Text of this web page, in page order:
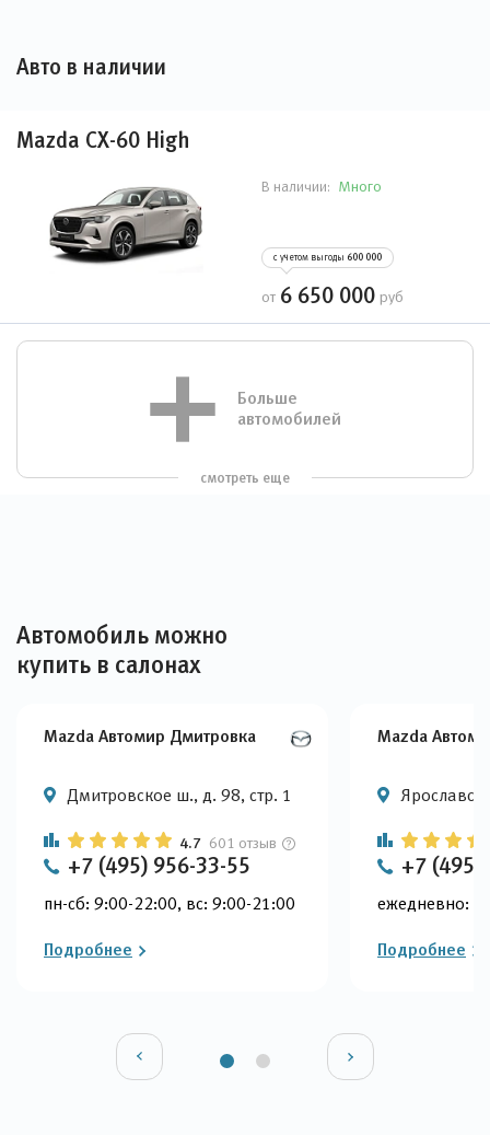
Авто в наличии
Mazda CX-60 High
В наличии: Много
с учетом выгоды 600 000
от 6 650 000 руб
Больше
автомобилей
смотреть еще
Автомобиль можно
купить в салонах
Mazda Автомир Дмитровка
Дмитровское ш., д. 98, стр. 1
4.7 601 отзыв
+7 (495) 956-33-55
пн-сб: 9:00-22:00, вс: 9:00-21:00
Подробнее
Mazda
+7 (495)
ежедневно:
Подробнее